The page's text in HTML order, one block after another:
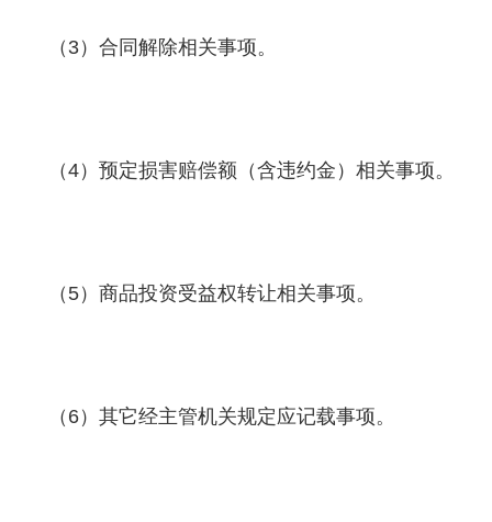
（3）合同解除相关事项。
（4）预定损害赔偿额（含违约金）相关事项。
（5）商品投资受益权转让相关事项。
（6）其它经主管机关规定应记载事项。